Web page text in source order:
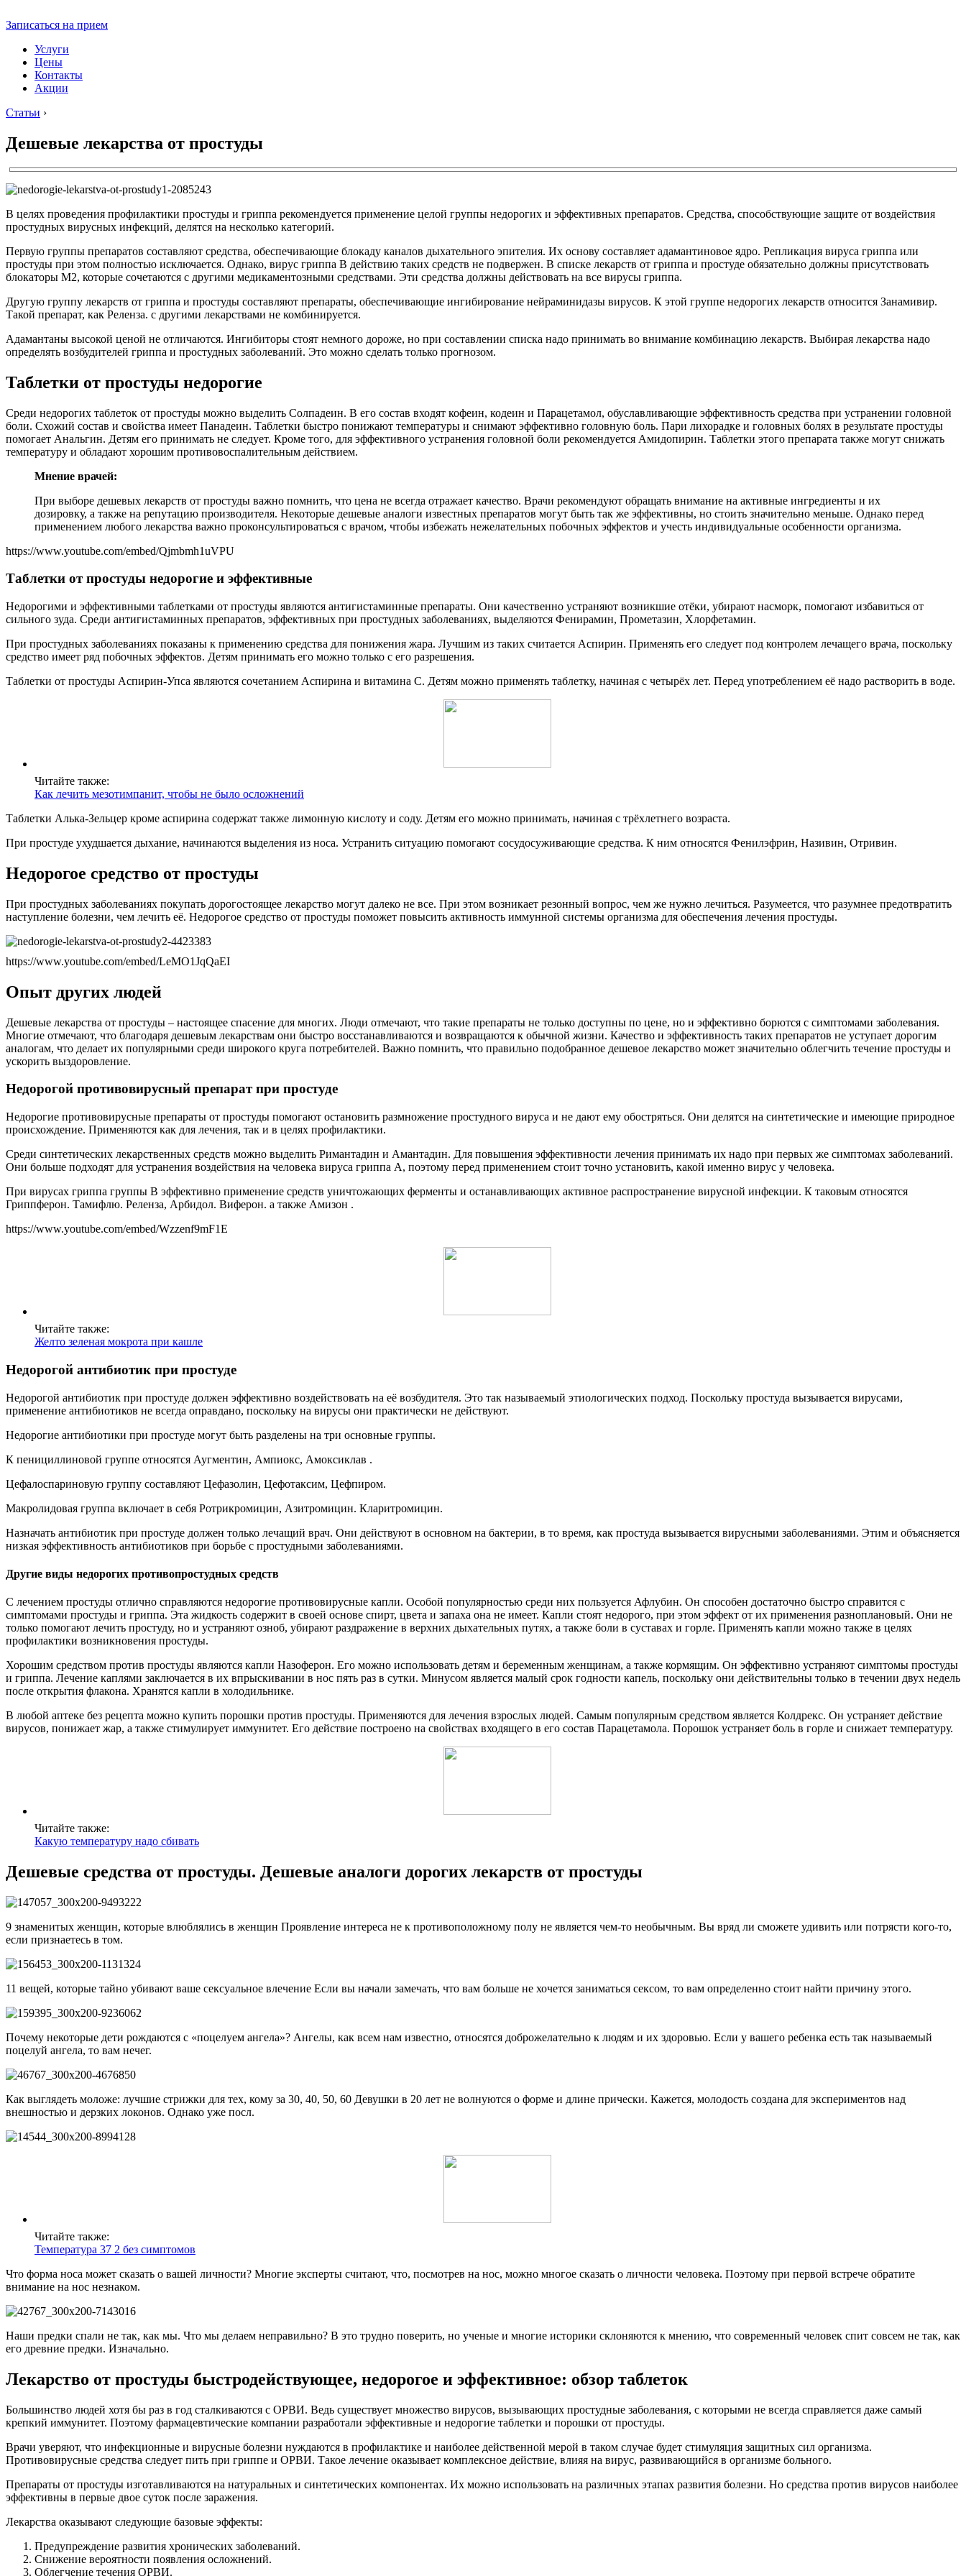
Записаться на прием
Услуги
Цены
Контакты
Акции
Статьи ›
Дешевые лекарства от простуды
В целях проведения профилактики простуды и гриппа рекомендуется применение целой группы недорогих и эффективных препаратов. Средства, способствующие защите от воздействия
простудных вирусных инфекций, делятся на несколько категорий.
Первую группы препаратов составляют средства, обеспечивающие блокаду каналов дыхательного эпителия. Их основу составляет адамантиновое ядро. Репликация вируса гриппа или
простуды при этом полностью исключается. Однако, вирус гриппа В действию таких средств не подвержен. В списке лекарств от гриппа и простуде обязательно должны присутствовать
блокаторы М2, которые сочетаются с другими медикаментозными средствами. Эти средства должны действовать на все вирусы гриппа.
Другую группу лекарств от гриппа и простуды составляют препараты, обеспечивающие ингибирование нейраминидазы вирусов. К этой группе недорогих лекарств относится Занамивир.
Такой препарат, как Реленза. с другими лекарствами не комбинируется.
Адамантаны высокой ценой не отличаются. Ингибиторы стоят немного дороже, но при составлении списка надо принимать во внимание комбинацию лекарств. Выбирая лекарства надо
определять возбудителей гриппа и простудных заболеваний. Это можно сделать только прогнозом.
Таблетки от простуды недорогие
Среди недорогих таблеток от простуды можно выделить Солпадеин. В его состав входят кофеин, кодеин и Парацетамол, обуславливающие эффективность средства при устранении головной
боли. Схожий состав и свойства имеет Панадеин. Таблетки быстро понижают температуры и снимают эффективно головную боль. Пари лихорадке и головных болях в результате простуды
помогает Анальгин. Детям его принимать не следует. Кроме того, для эффективного устранения головной боли рекомендуется Амидопирин. Таблетки этого препарата также могут снижать
температуру и обладают хорошим противовоспалительным действием.
Мнение врачей:
При выборе дешевых лекарств от простуды важно помнить, что цена не всегда отражает качество. Врачи рекомендуют обращать внимание на активные ингредиенты и их
дозировку, а также на репутацию производителя. Некоторые дешевые аналоги известных препаратов могут быть так же эффективны, но стоить значительно меньше. Однако перед
применением любого лекарства важно проконсультироваться с врачом, чтобы избежать нежелательных побочных эффектов и учесть индивидуальные особенности организма.
https://www.youtube.com/embed/Qjmbmh1uVPU
Таблетки от простуды недорогие и эффективные
Недорогими и эффективными таблетками от простуды являются антигистаминные препараты. Они качественно устраняют возникшие отёки, убирают насморк, помогают избавиться от
сильного зуда. Среди антигистаминных препаратов, эффективных при простудных заболеваниях, выделяются Фенирамин, Прометазин, Хлорфетамин.
При простудных заболеваниях показаны к применению средства для понижения жара. Лучшим из таких считается Аспирин. Применять его следует под контролем лечащего врача, поскольку
средство имеет ряд побочных эффектов. Детям принимать его можно только с его разрешения.
Таблетки от простуды Аспирин-Упса являются сочетанием Аспирина и витамина С. Детям можно применять таблетку, начиная с четырёх лет. Перед употреблением её надо растворить в воде.
Читайте также:
Как лечить мезотимпанит, чтобы не было осложнений
Таблетки Алька-Зельцер кроме аспирина содержат также лимонную кислоту и соду. Детям его можно принимать, начиная с трёхлетнего возраста.
При простуде ухудшается дыхание, начинаются выделения из носа. Устранить ситуацию помогают сосудосуживающие средства. К ним относятся Фенилэфрин, Називин, Отривин.
Недорогое средство от простуды
При простудных заболеваниях покупать дорогостоящее лекарство могут далеко не все. При этом возникает резонный вопрос, чем же нужно лечиться. Разумеется, что разумнее предотвратить
наступление болезни, чем лечить её. Недорогое средство от простуды поможет повысить активность иммунной системы организма для обеспечения лечения простуды.
https://www.youtube.com/embed/LeMO1JqQaEI
Опыт других людей
Дешевые лекарства от простуды – настоящее спасение для многих. Люди отмечают, что такие препараты не только доступны по цене, но и эффективно борются с симптомами заболевания.
Многие отмечают, что благодаря дешевым лекарствам они быстро восстанавливаются и возвращаются к обычной жизни. Качество и эффективность таких препаратов не уступает дорогим
аналогам, что делает их популярными среди широкого круга потребителей. Важно помнить, что правильно подобранное дешевое лекарство может значительно облегчить течение простуды и
ускорить выздоровление.
Недорогой противовирусный препарат при простуде
Недорогие противовирусные препараты от простуды помогают остановить размножение простудного вируса и не дают ему обостряться. Они делятся на синтетические и имеющие природное
происхождение. Применяются как для лечения, так и в целях профилактики.
Среди синтетических лекарственных средств можно выделить Римантадин и Амантадин. Для повышения эффективности лечения принимать их надо при первых же симптомах заболеваний.
Они больше подходят для устранения воздействия на человека вируса гриппа А, поэтому перед применением стоит точно установить, какой именно вирус у человека.
При вирусах гриппа группы В эффективно применение средств уничтожающих ферменты и останавливающих активное распространение вирусной инфекции. К таковым относятся
Гриппферон. Тамифлю. Реленза, Арбидол. Виферон. а также Амизон .
https://www.youtube.com/embed/Wzzenf9mF1E
Читайте также:
Желто зеленая мокрота при кашле
Недорогой антибиотик при простуде
Недорогой антибиотик при простуде должен эффективно воздействовать на её возбудителя. Это так называемый этиологических подход. Поскольку простуда вызывается вирусами,
применение антибиотиков не всегда оправдано, поскольку на вирусы они практически не действуют.
Недорогие антибиотики при простуде могут быть разделены на три основные группы.
К пенициллиновой группе относятся Аугментин, Ампиокс, Амоксиклав .
Цефалоспариновую группу составляют Цефазолин, Цефотаксим, Цефпиром.
Макролидовая группа включает в себя Ротрикромицин, Азитромицин. Кларитромицин.
Назначать антибиотик при простуде должен только лечащий врач. Они действуют в основном на бактерии, в то время, как простуда вызывается вирусными заболеваниями. Этим и объясняется
низкая эффективность антибиотиков при борьбе с простудными заболеваниями.
Другие виды недорогих противопростудных средств
С лечением простуды отлично справляются недорогие противовирусные капли. Особой популярностью среди них пользуется Афлубин. Он способен достаточно быстро справится с
симптомами простуды и гриппа. Эта жидкость содержит в своей основе спирт, цвета и запаха она не имеет. Капли стоят недорого, при этом эффект от их применения разноплановый. Они не
только помогают лечить простуду, но и устраняют озноб, убирают раздражение в верхних дыхательных путях, а также боли в суставах и горле. Применять капли можно также в целях
профилактики возникновения простуды.
Хорошим средством против простуды являются капли Назоферон. Его можно использовать детям и беременным женщинам, а также кормящим. Он эффективно устраняют симптомы простуды
и гриппа. Лечение каплями заключается в их впрыскивании в нос пять раз в сутки. Минусом является малый срок годности капель, поскольку они действительны только в течении двух недель
после открытия флакона. Хранятся капли в холодильнике.
В любой аптеке без рецепта можно купить порошки против простуды. Применяются для лечения взрослых людей. Самым популярным средством является Колдрекс. Он устраняет действие
вирусов, понижает жар, а также стимулирует иммунитет. Его действие построено на свойствах входящего в его состав Парацетамола. Порошок устраняет боль в горле и снижает температуру.
Читайте также:
Какую температуру надо сбивать
Дешевые средства от простуды. Дешевые аналоги дорогих лекарств от простуды
9 знаменитых женщин, которые влюблялись в женщин Проявление интереса не к противоположному полу не является чем-то необычным. Вы вряд ли сможете удивить или потрясти кого-то,
если признаетесь в том.
11 вещей, которые тайно убивают ваше сексуальное влечение Если вы начали замечать, что вам больше не хочется заниматься сексом, то вам определенно стоит найти причину этого.
Почему некоторые дети рождаются с «поцелуем ангела»? Ангелы, как всем нам известно, относятся доброжелательно к людям и их здоровью. Если у вашего ребенка есть так называемый
поцелуй ангела, то вам нечег.
Как выглядеть моложе: лучшие стрижки для тех, кому за 30, 40, 50, 60 Девушки в 20 лет не волнуются о форме и длине прически. Кажется, молодость создана для экспериментов над
внешностью и дерзких локонов. Однако уже посл.
Читайте также:
Температура 37 2 без симптомов
Что форма носа может сказать о вашей личности? Многие эксперты считают, что, посмотрев на нос, можно многое сказать о личности человека. Поэтому при первой встрече обратите
внимание на нос незнаком.
Наши предки спали не так, как мы. Что мы делаем неправильно? В это трудно поверить, но ученые и многие историки склоняются к мнению, что современный человек спит совсем не так, как
его древние предки. Изначально.
Лекарство от простуды быстродействующее, недорогое и эффективное: обзор таблеток
Большинство людей хотя бы раз в год сталкиваются с ОРВИ. Ведь существует множество вирусов, вызывающих простудные заболевания, с которыми не всегда справляется даже самый
крепкий иммунитет. Поэтому фармацевтические компании разработали эффективные и недорогие таблетки и порошки от простуды.
Врачи уверяют, что инфекционные и вирусные болезни нуждаются в профилактике и наиболее действенной мерой в таком случае будет стимуляция защитных сил организма.
Противовирусные средства следует пить при гриппе и ОРВИ. Такое лечение оказывает комплексное действие, влияя на вирус, развивающийся в организме больного.
Препараты от простуды изготавливаются на натуральных и синтетических компонентах. Их можно использовать на различных этапах развития болезни. Но средства против вирусов наиболее
эффективны в первые двое суток после заражения.
Лекарства оказывают следующие базовые эффекты:
Предупреждение развития хронических заболеваний.
Снижение вероятности появления осложнений.
Облегчение течения ОРВИ.